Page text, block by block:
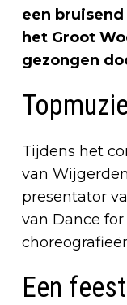
een
het Groot
gezongen
Tijdens het
van
presentator
van Dance
Een